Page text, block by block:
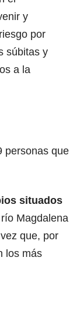
y
por
súbitas y
a la
personas que
situados
Magdalena
que, por
los más